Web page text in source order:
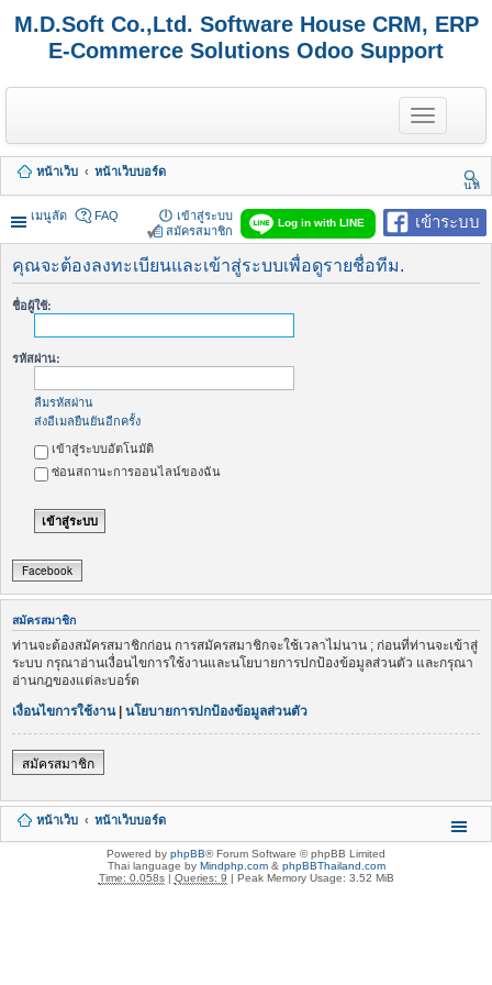
M.D.Soft Co.,Ltd. Software House CRM, ERP
E-Commerce Solutions Odoo Support
T
o
g
e
n
a
v
g
หน้าเว็บ
หน้าเว็บบอร์ด
นห
า
เมนูลัด
เข้าระบบ
Log in with LINE
FAQ
เข้าสู่ระบบ
สมัครสมาชิก
คุณจะต้องลงทะเบียนและเข้าสู่ระบบเพื่อดูรายชื่อทีม.
ชื่อผู้ใช้:
รหัสผ่าน:
ลืมรหัสผ่าน
ส่งอีเมลยืนยันอีกครั้ง
เข้าสู่ระบบอัตโนมัติ
ซ่อนสถานะการออนไลน์ของฉัน
Facebook
สมัครสมาชิก
ท่านจะต้องสมัครสมาชิกก่อน การสมัครสมาชิกจะใช้เวลาไม่นาน ; ก่อนที่ท่านจะเข้าสู่
ระบบ กรุณาอ่านเงื่อนไขการใช้งานและนโยบายการปกป้องข้อมูลส่วนตัว และกรุณา
อ่านกฎของแต่ละบอร์ด
เงื่อนไขการใช้งาน| นโยบายการปกป้องข้อมูลส่วนตัว
สมัครสมาชิก
หน้าเว็บ หน้าเว็บบอร์ด
Powered by phpBB® Forum Software © phpBB Limited
Thai language by Mindphp.com& phpBBThailand.com
Time: 0.058s| Queries: 9 | Peak Memory Usage: 3.52 MiB